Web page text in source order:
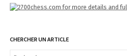
CHERCHER UN ARTICLE
R